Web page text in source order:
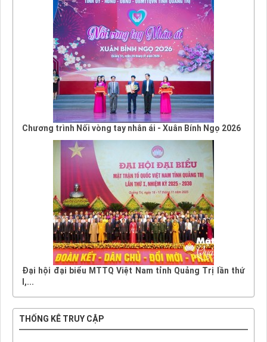
Chương trình Nối vòng tay nhân ái - Xuân Bính Ngọ 2026
Đại hội đại biểu MTTQ Việt Nam tỉnh Quảng Trị lần thứ
I,...
THỐNG KÊ TRUY CẬP